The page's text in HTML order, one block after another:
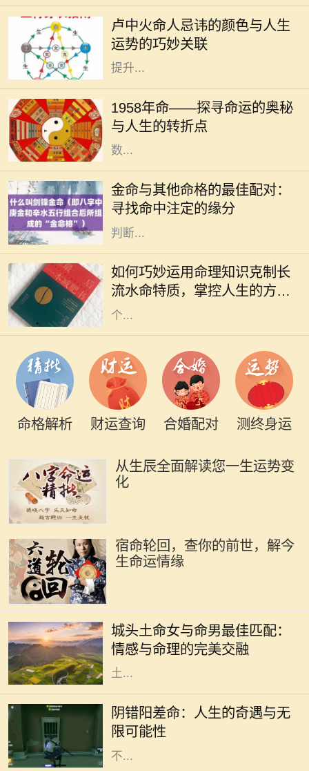
卢中火命人忌讳的颜色与人生
运势的巧妙关联
征都与五行、颜色等有着密切的关
系。对于卢中火命的人而言，了解与
自己命理相关的颜色忌讳，可以帮助
提升...
1958年命——探寻命运的奥秘
与人生的转折点
1958年，对于很多人来说，也许只是
一年，但对于一些特别的个体来说，
这一年却是命运的转折点。在这一年
中，许多事件交织在一起，造就了无
数...
金命与其他命格的最佳配对：
寻找命中注定的缘分
在中国传统命理学中，五行理论将人
的命运与自然的元素紧密相连。金
命，作为五行之一，象征着坚硬、刚
毅与财富。金命的人通常具有出众的
判断...
如何巧妙运用命理知识克制长
流水命特质，掌控人生的方向
与命运
在中国传统命理学中，长流水命是一
种非常特殊的命格。它象征着无尽的
流动与变化，给人带来灵活多变的特
质。然而，长期处于这种命格之中，
个...
命格解析 财运查询 合婚配对 测终身运
从生辰全面解读您一生运势变
化
宿命轮回，查你的前世，解今
生命运情缘
城头土命女与命男最佳匹配：
情感与命理的完美交融
生的一种重要工具，尤其是在选择伴
侣时。城头土命的女性因其沉稳、温
和而受到许多人的喜爱。那么，城头
土...
阴错阳差命：人生的奇遇与无
限可能性
在人生的旅途中，我们或多或少都会
经历一些看似偶然，却又出人意料的
经历。阴错阳差命，这一概念源于生
活中那些出乎意料的巧合和误解，它
不...
2011年是一个充满变数和机遇的年